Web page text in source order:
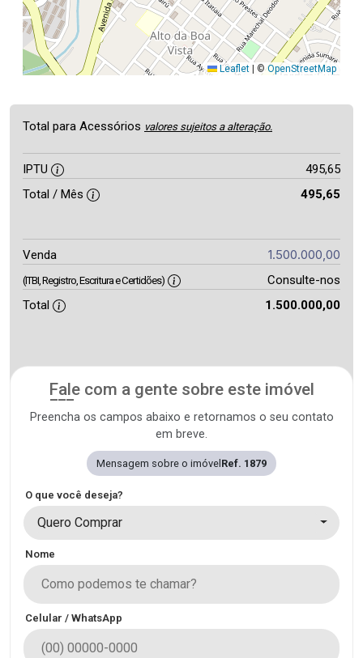
Leaflet | ©OpenStreetMap
Total para Acessórios valores sujeitos a alteração.
IPTU
495,65
Total / Mês
495,65
Venda 1.500.000,00
(ITBI, Registro, Escritura e Certidões)
Consulte-nos
Total
1.500.000,00
Fale com a gente sobre este imóvel
Preencha os campos abaixo e retornamos o seu contato
em breve.
Mensagem sobre o imóvelRef. 1879
O que você deseja?
Quero Comprar
Nome
Celular / WhatsApp